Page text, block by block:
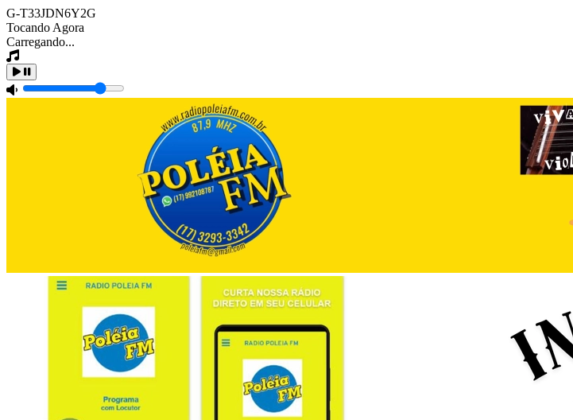
G-T33JDN6Y2G
Tocando Agora
Carregando...